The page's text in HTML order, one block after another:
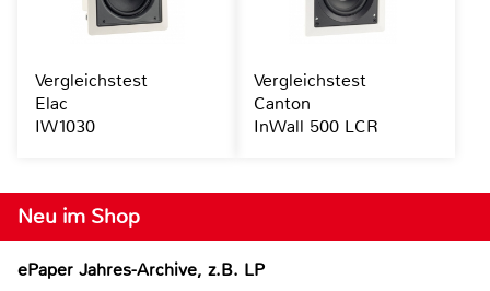
Neu im Shop
ePaper Jahres-Archive, z.B. LP
Vergleichstest
Elac
IW1030
Vergleichstest
Canton
InWall 500 LCR